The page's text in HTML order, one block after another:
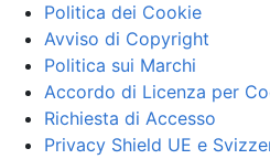
Politica dei Cookie
Avviso di Copyright
Politica sui Marchi
Accordo di Licenza per
Richiesta di Accesso
Privacy Shield UE e